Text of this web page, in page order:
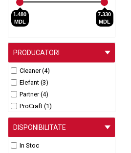
1.480
MDL
7.330
MDL
PRODUCATORI
Cleaner (4)
Elefant (3)
Partner (4)
ProCraft (1)
DISPONIBILITATE
In Stoc